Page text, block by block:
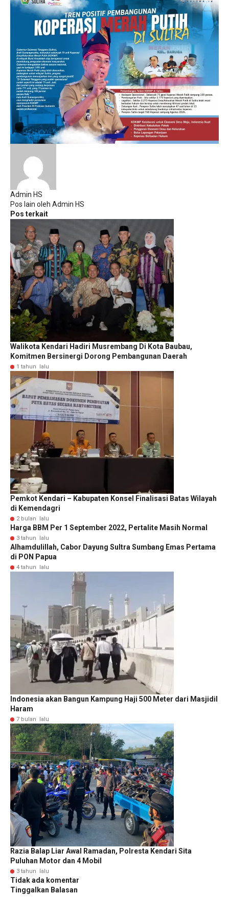
Admin HS
Pos lain oleh Admin HS
Pos terkait
Walikota Kendari Hadiri Musrembang Di Kota Baubau,
Komitmen Bersinergi Dorong Pembangunan Daerah
1 tahun lalu
Pemkot Kendari – Kabupaten Konsel Finalisasi Batas Wilayah
di Kemendagri
2 bulan lalu
Harga BBM Per 1 September 2022, Pertalite Masih Normal
3 tahun lalu
Alhamdulillah, Cabor Dayung Sultra Sumbang Emas Pertama
di PON Papua
4 tahun lalu
Indonesia akan Bangun Kampung Haji 500 Meter dari Masjidil
Haram
7 bulan lalu
Razia Balap Liar Awal Ramadan, Polresta Kendari Sita
Puluhan Motor dan 4 Mobil
3 tahun lalu
Tidak ada komentar
Tinggalkan Balasan